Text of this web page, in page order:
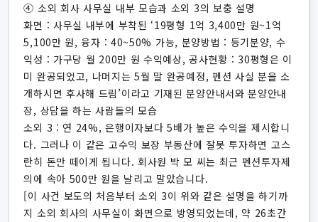
④ 소외 회사 사무실 내부 모습과 소외 3의 보충 설명
화면 : 사무실 내부에 부착된 ‘19평형 1억 3,400만 원~1억
5,100만 원, 융자 : 40~50% 가능, 분양방법 : 등기분양, 수
익성 : 가구당 월 200만 원 수익예상, 공사현황 : 30평형은 이
미 완공되었고, 나머지는 5월 말 완공예정, 펜션 사실 분을 소
개하시면 후사해 드림’이라고 기재된 분양안내서와 분양안내
장, 상담을 하는 사람들의 모습
소외 3 : 연 24%, 은행이자보다 5배가 높은 수익을 제시합니
다. 그러나 이 같은 고수익 보장 부동산에 잘못 투자하면 고스
란히 돈만 떼이게 됩니다. 회사원 박 모 씨는 최근 펜션투자제
의에 속아 500만 원을 날리고 말았습니다.
[이 사건 보도의 처음부터 소외 3이 위와 같은 설명을 하기까
지 소외 회사의 사무실이 화면으로 방영되었는데, 약 26초간